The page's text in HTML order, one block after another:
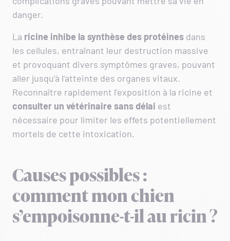
danger.
La ricine inhibe la synthèse des protéines dans
les cellules, entraînant leur destruction massive
et provoquant divers symptômes graves, pouvant
aller jusqu’à l’atteinte des organes vitaux.
Reconnaître rapidement l’exposition à la ricine et
consulter un vétérinaire sans délai est
nécessaire pour limiter les effets potentiellement
mortels de cette intoxication.
Causes possibles :
comment mon chien
s’empoisonne-t-il au ricin ?